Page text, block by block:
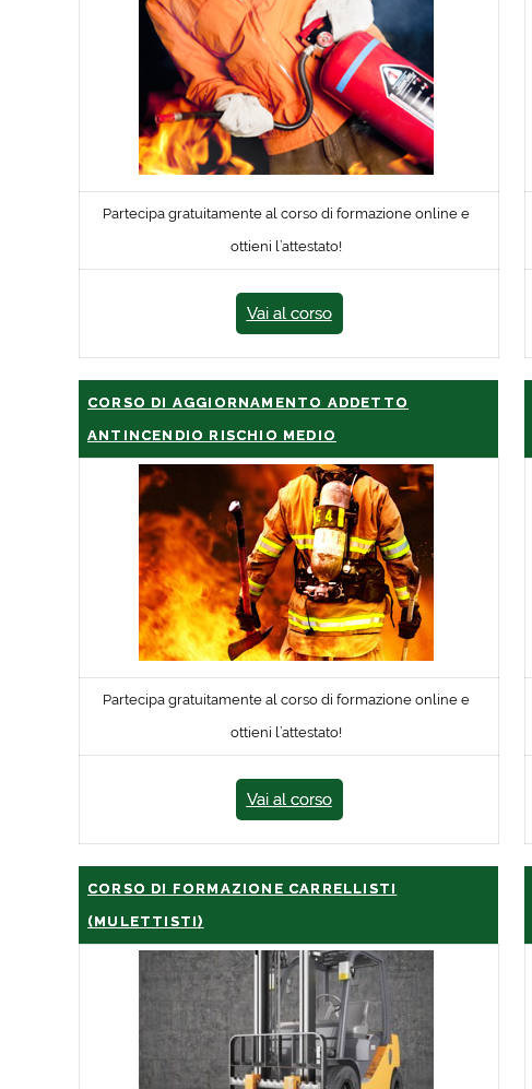
Partecipa gratuitamente al corso di formazione online e
ottieni l’attestato!
Vai al corso
CORSO DI AGGIORNAMENTO ADDETTO
ANTINCENDIO RISCHIO MEDIO
Partecipa gratuitamente al corso di formazione online e
ottieni l’attestato!
Vai al corso
CORSO DI FORMAZIONE CARRELLISTI
(MULETTISTI)